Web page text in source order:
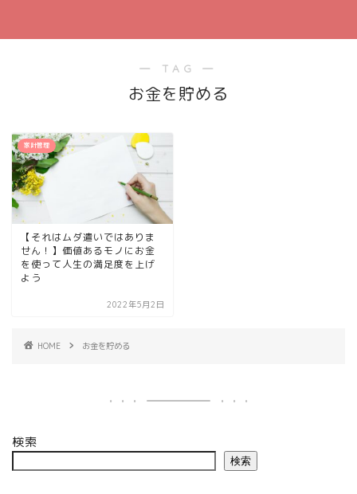
― TAG ―
お金を貯める
家計管理
【それはムダ遣いではありま
せん！】価値あるモノにお金
を使って人生の満足度を上げ
よう
2022年5月2日
HOME お金を貯める
検索
検索